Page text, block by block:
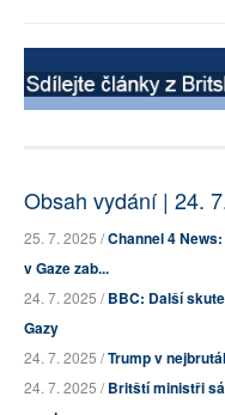
Obsah vydání | 24.
25. 7. 2025 /Channel 4
v Gaze zab...
24. 7. 2025 /BBC: Další
Gazy
24. 7. 2025 /Trump v
24. 7. 2025 /Britští ministři